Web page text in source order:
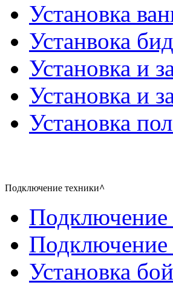
Установка
Устанвока
Установка и
Установка и
Установка
Подключение техники^
Установка